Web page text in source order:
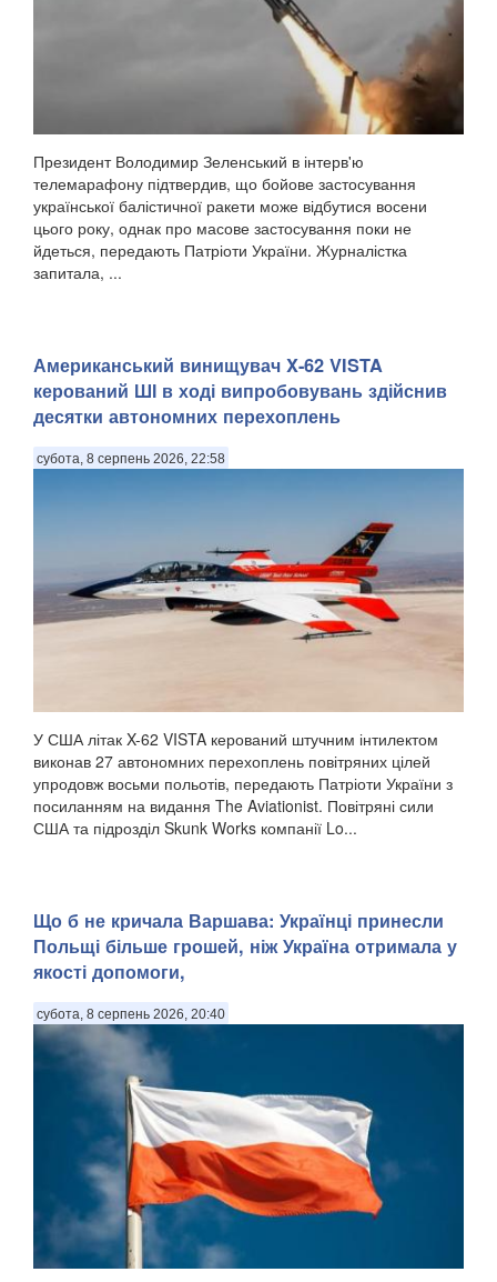
Президент Володимир Зеленський в інтерв'ю
телемарафону підтвердив, що бойове застосування
української балістичної ракети може відбутися восени
цього року, однак про масове застосування поки не
йдеться, передають Патріоти України. Журналістка
запитала, ...
Американський винищувач X-62 VISTA
керований ШІ в ході випробовувань здійснив
десятки автономних перехоплень
субота, 8 серпень 2026, 22:58
У США літак X-62 VISTA керований штучним інтилектом
виконав 27 автономних перехоплень повітряних цілей
упродовж восьми польотів, передають Патріоти України з
посиланням на видання The Aviationist. Повітряні сили
США та підрозділ Skunk Works компанії Lo...
Що б не кричала Варшава: Українці принесли
Польщі більше грошей, ніж Україна отримала у
якості допомоги,
субота, 8 серпень 2026, 20:40